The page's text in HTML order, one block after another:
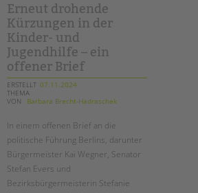
für
teilhabe
und
inklusion
Erneut drohende
Kürzungen in der
Kinder- und
Jugendhilfe – ein
offener Brief
ERSTELLT 07.11.2024
THEMA
VON
Barbara Brecht-Hadraschek
In einem offenen Brief an die
politische Führung Berlins, darunter
Bürgermeister Kai Wegner, Senator
Stefan Evers und
Bezirksbürgermeisterin Stefanie